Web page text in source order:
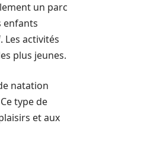
un parc
enfants
Les activités
plus jeunes.
natation
type de
et aux